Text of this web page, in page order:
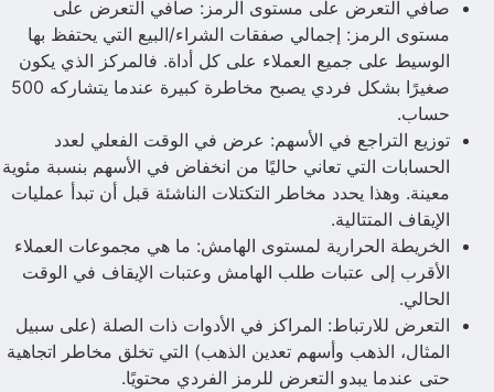
صافي التعرض على مستوى الرمز: صافي التعرض على
مستوى الرمز: إجمالي صفقات الشراء/البيع التي يحتفظ بها
الوسيط على جميع العملاء على كل أداة. فالمركز الذي يكون
صغيرًا بشكل فردي يصبح مخاطرة كبيرة عندما يتشاركه 500
حساب.
توزيع التراجع في الأسهم: عرض في الوقت الفعلي لعدد
الحسابات التي تعاني حاليًا من انخفاض في الأسهم بنسبة مئوية
معينة. وهذا يحدد مخاطر التكتلات الناشئة قبل أن تبدأ عمليات
الإيقاف المتتالية.
الخريطة الحرارية لمستوى الهامش: ما هي مجموعات العملاء
الأقرب إلى عتبات طلب الهامش وعتبات الإيقاف في الوقت
الحالي.
التعرض للارتباط: المراكز في الأدوات ذات الصلة (على سبيل
المثال، الذهب وأسهم تعدين الذهب) التي تخلق مخاطر اتجاهية
حتى عندما يبدو التعرض للرمز الفردي محتويًا.